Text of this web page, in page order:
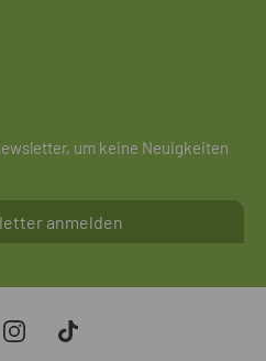
um keine Neuigkeiten
anmelden